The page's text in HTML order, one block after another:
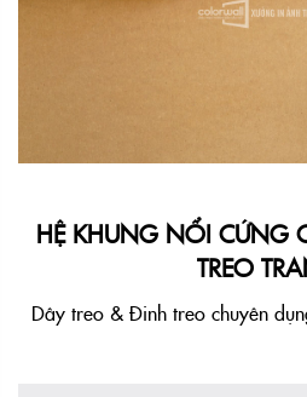
HỆ KHUNG NỔI CỨNG
TREO
Dây treo & Đinh treo chuyên